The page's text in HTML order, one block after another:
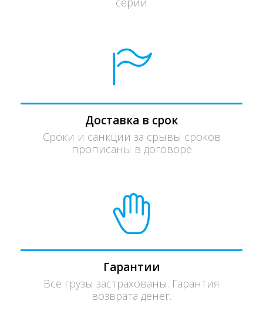
Доставка в срок
Сроки и санкции за срывы сроков
прописаны в договоре
Гарантии
Все грузы застрахованы. Гарантия
возврата денег.